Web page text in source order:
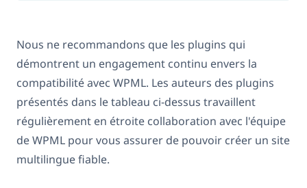
Nous ne recommandons que les plugins qui
démontrent un engagement continu envers la
compatibilité avec WPML. Les auteurs des plugins
présentés dans le tableau ci-dessus travaillent
régulièrement en étroite collaboration avec l'équipe
de WPML pour vous assurer de pouvoir créer un site
multilingue fiable.